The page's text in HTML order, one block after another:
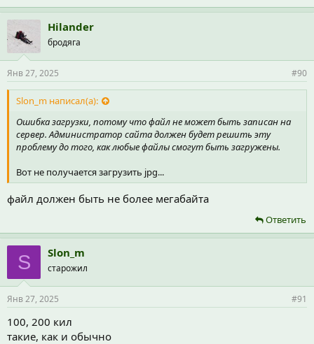
Hilander
бродяга
Янв 27, 2025 #90
Slon_m написал(а):
Ошибка загрузки, потому что файл не может быть записан на
сервер. Администратор сайта должен будет решить эту
проблему до того, как любые файлы смогут быть загружены.
Вот не получается загрузить jpg...
файл должен быть не более мегабайта
Ответить
S Slon_m
старожил
Янв 27, 2025 #91
100, 200 кил
такие, как и обычно